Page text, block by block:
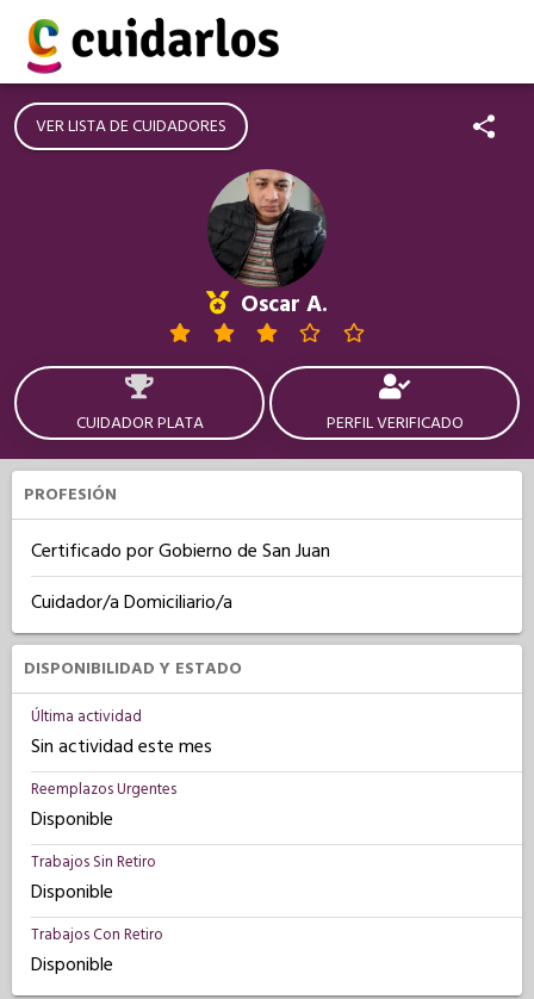
VER LISTA DE CUIDADORES
Oscar A.
CUIDADOR PLATA PERFIL VERIFICADO
PROFESIÓN
Certificado por Gobierno de San Juan
Cuidador/a Domiciliario/a
DISPONIBILIDAD Y ESTADO
Última actividad
Sin actividad este mes
Reemplazos Urgentes
Disponible
Trabajos Sin Retiro
Disponible
Trabajos Con Retiro
Disponible